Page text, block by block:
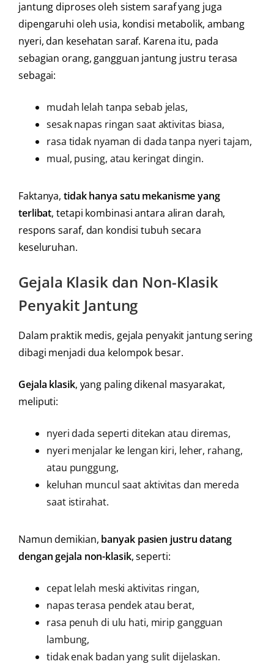
jantung diproses oleh sistem saraf yang juga
dipengaruhi oleh usia, kondisi metabolik, ambang
nyeri, dan kesehatan saraf. Karena itu, pada
sebagian orang, gangguan jantung justru terasa
sebagai:
mudah lelah tanpa sebab jelas,
sesak napas ringan saat aktivitas biasa,
rasa tidak nyaman di dada tanpa nyeri tajam,
mual, pusing, atau keringat dingin.
Faktanya, tidak hanya satu mekanisme yang
terlibat, tetapi kombinasi antara aliran darah,
respons saraf, dan kondisi tubuh secara
keseluruhan.
Gejala Klasik dan Non-Klasik
Penyakit Jantung
Dalam praktik medis, gejala penyakit jantung sering
dibagi menjadi dua kelompok besar.
Gejala klasik, yang paling dikenal masyarakat,
meliputi:
nyeri dada seperti ditekan atau diremas,
nyeri menjalar ke lengan kiri, leher, rahang,
atau punggung,
keluhan muncul saat aktivitas dan mereda
saat istirahat.
Namun demikian, banyak pasien justru datang
dengan gejala non-klasik, seperti:
cepat lelah meski aktivitas ringan,
napas terasa pendek atau berat,
rasa penuh di ulu hati, mirip gangguan
lambung,
tidak enak badan yang sulit dijelaskan.